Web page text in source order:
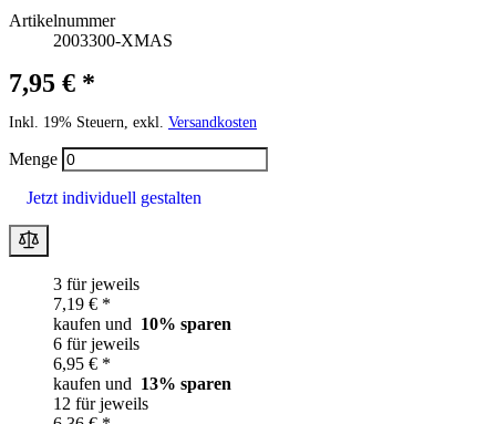
Artikelnummer
2003300-XMAS
7,95 € *
Inkl. 19% Steuern, exkl. Versandkosten
Menge
Jetzt individuell gestalten
3 für jeweils
7,19 € *
kaufen und 10% sparen
6 für jeweils
6,95 € *
kaufen und 13% sparen
12 für jeweils